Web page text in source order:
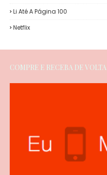
Li Até A Página 100
Netflix
COMPRE E RECEBA DE VOLTA